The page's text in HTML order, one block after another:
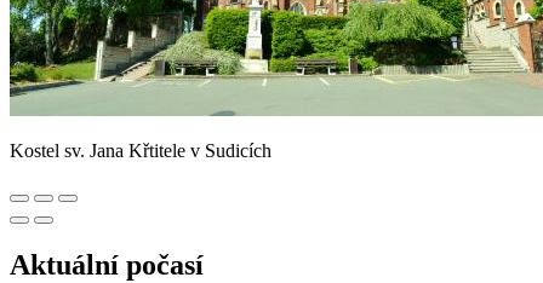
Kostel sv. Jana Křtitele v Sudicích
Aktuální počasí